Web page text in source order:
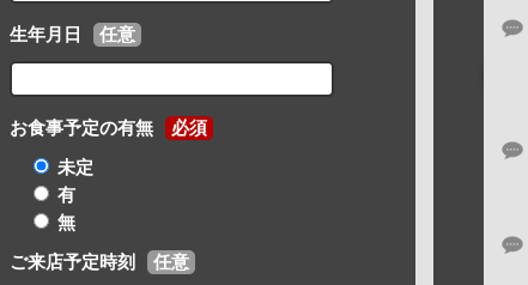
生年月日 任意
お食事予定の有無 必須
未定
有
無
ご来店予定時刻 任意